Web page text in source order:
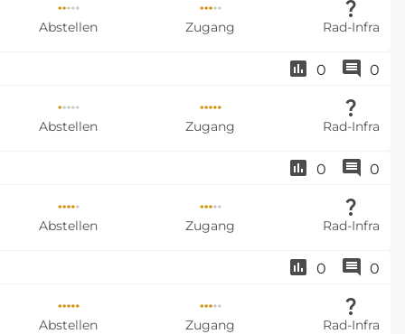
Abstellen
Zugang Rad-Infra
0 0
Abstellen Zugang Rad-Infra
0 0
Abstellen
Zugang Rad-Infra
0 0
Abstellen
Zugang Rad-Infra